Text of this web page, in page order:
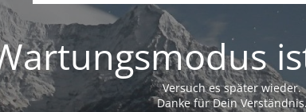
Versuch es später wieder.
Danke für Dein